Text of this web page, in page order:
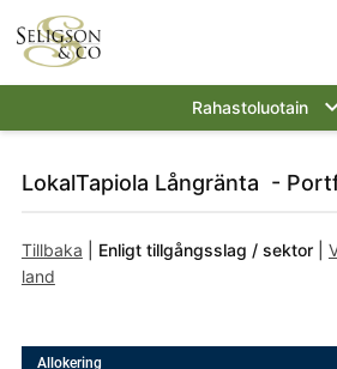
Rahastoluotain
LokalTapiola Långränta -
Tillbaka Enligt tillgångsslag / sektor|
land
Allokering